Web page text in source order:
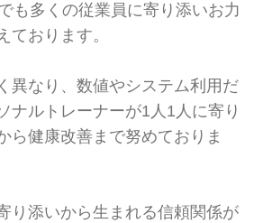
も多くの従業員に寄り添いお力
ております。
異なり、数値やシステム利用だ
ナルトレーナーが1人1人に寄り
ら健康改善まで努めておりま
り添いから生まれる信頼関係が